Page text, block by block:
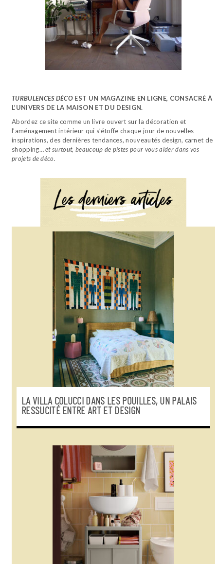
TURBULENCES DÉCO EST UN MAGAZINE EN LIGNE, CONSACRÉ À
L’UNIVERS DE LA MAISON ET DU DESIGN.
Abordez ce site comme un livre ouvert sur la décoration et
l’aménagement intérieur qui s’étoffe chaque jour de nouvelles
inspirations, des dernières tendances, nouveautés design, carnet de
shopping…et surtout, beaucoup de pistes pour vous aider dans vos
projets de déco.
LA VILLA COLUCCI DANS LES POUILLES, UN PALAIS
RESSUCITÉ ENTRE ART ET DESIGN